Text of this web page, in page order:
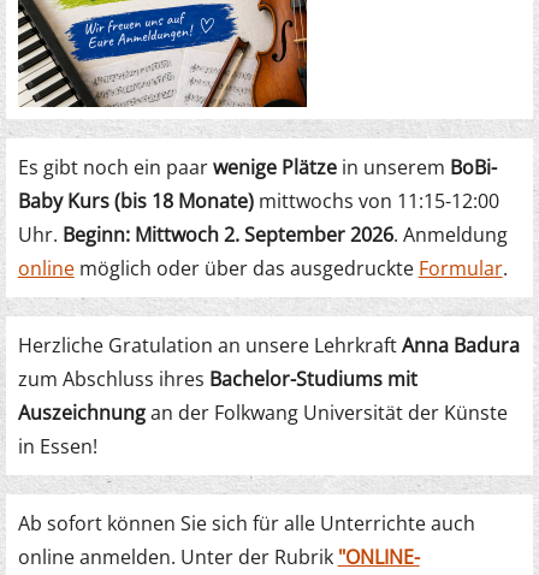
Es gibt noch ein paarwenige Plätzein unserem BoBi-
Baby Kurs (bis 18 Monate)mittwochs von 11:15-12:00
Uhr. Beginn: Mittwoch 2. September 2026. Anmeldung
onlinemöglich oder über das ausgedruckte Formular.
Herzliche Gratulation an unsere LehrkraftAnna Badura
zum Abschluss ihres Bachelor-Studiums mit
Auszeichnungan der Folkwang Universität der Künste
in Essen!
Ab sofort können Sie sich für alle Unterrichte auch
online anmelden. Unter der Rubrik "ONLINE-